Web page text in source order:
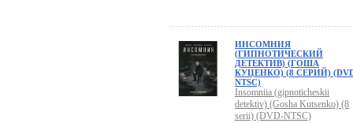
ИНСОМНИЯ
(ГИПНОТИЧЕСКИЙ
ДЕТЕКТИВ) (ГОША
КУЦЕНКО) (8 СЕРИЙ)
NTSC)
Insomniia (gipnoticheskii
detektiv) (Gosha Kutsenko) (8
serii) (DVD-NTSC)